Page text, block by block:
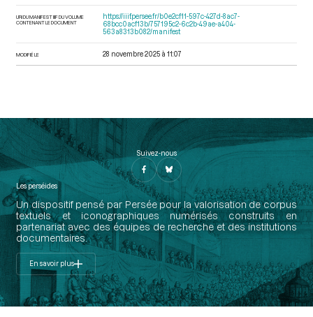
URI DU MANIFEST IIIF DU VOLUME
CONTENANT LE DOCUMENT
https://iiif.persee.fr/b0e2cf11-597c-427d-8ac7-
68bcc0acf13b/757195c2-6c2b-49ae-a404-
563a8313b082/manifest
MODIFIÉ LE 28 novembre 2025 à 11:07
Suivez-nous
Les perséides
Un dispositif pensé par Persée pour la valorisation de corpus
textuels et iconographiques numérisés construits en
partenariat avec des équipes de recherche et des institutions
documentaires.
En savoir plus